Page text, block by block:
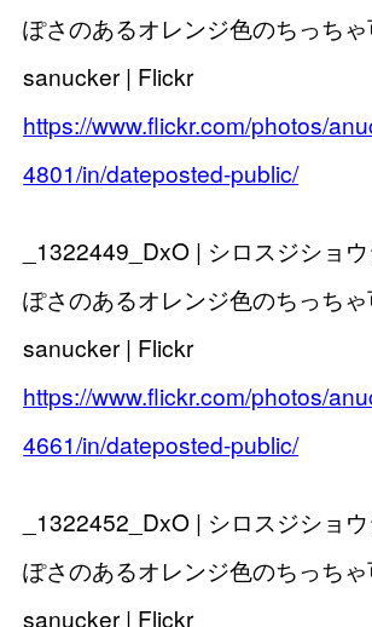
ぽさのあるオレンジ色のちっち
sanucker | Flickr
https://www.flickr.com/photos/
4801/in/dateposted-public/
_1322449_DxO | シロスジショ
ぽさのあるオレンジ色のちっち
sanucker | Flickr
https://www.flickr.com/photos/
4661/in/dateposted-public/
_1322452_DxO | シロスジショ
ぽさのあるオレンジ色のちっち
sanucker | Flickr